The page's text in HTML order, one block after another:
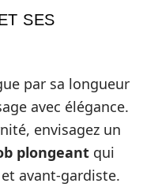
SES
par sa longueur
avec élégance.
envisagez un
plongeant qui
avant-gardiste.